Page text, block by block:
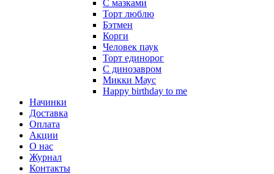
С мазками
Торт люблю
Бэтмен
Корги
Человек паук
Торт единорог
С динозавром
Микки Маус
Happy birthday to me
Начинки
Доставка
Оплата
Акции
О нас
Журнал
Контакты